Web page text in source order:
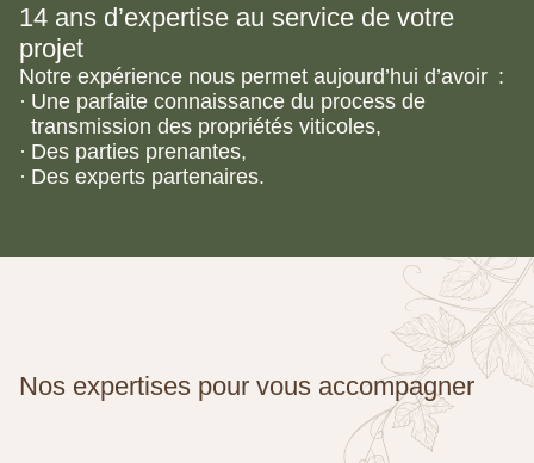
14 ans d’expertise au service de votre
projet
Notre expérience nous permet aujourd’hui d’avoir :
Une parfaite connaissance du process de
transmission des propriétés viticoles,
Des parties prenantes,
Des experts partenaires.
Nos expertises pour vous accompagner